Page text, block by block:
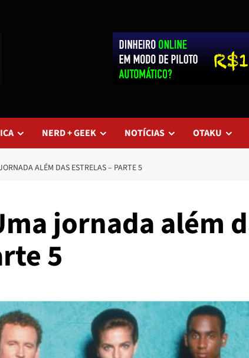
NERD + GEEK NOTÍCIAS OTAKU
ALÉM DAS ESTRELAS – PARTE 5
jornada além
5